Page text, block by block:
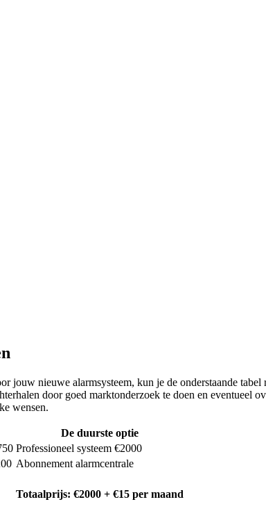
jouw nieuwe alarmsysteem, kun je de onderstaande
door goed marktonderzoek te doen en eventueel
wensen.
De duurste optie
Professioneel systeem €2000
Abonnement alarmcentrale
Totaalprijs: €2000 + €15 per maand